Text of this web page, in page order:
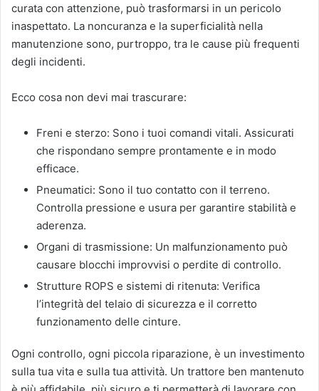
curata con attenzione, può trasformarsi in un pericolo
inaspettato. La noncuranza e la superficialità nella
manutenzione sono, purtroppo, tra le cause più frequenti
degli incidenti.
Ecco cosa non devi mai trascurare:
Freni e sterzo: Sono i tuoi comandi vitali. Assicurati
che rispondano sempre prontamente e in modo
efficace.
Pneumatici: Sono il tuo contatto con il terreno.
Controlla pressione e usura per garantire stabilità e
aderenza.
Organi di trasmissione: Un malfunzionamento può
causare blocchi improvvisi o perdite di controllo.
Strutture ROPS e sistemi di ritenuta: Verifica
l’integrità del telaio di sicurezza e il corretto
funzionamento delle cinture.
Ogni controllo, ogni piccola riparazione, è un investimento
sulla tua vita e sulla tua attività. Un trattore ben mantenuto